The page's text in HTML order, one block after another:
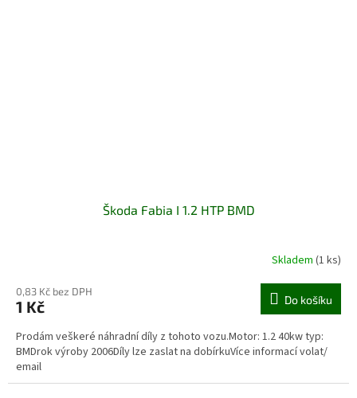
Škoda Fabia I 1.2 HTP BMD
Skladem (1 ks)
0,83 Kč bez DPH
1 Kč Do košíku
Prodám veškeré náhradní díly z tohoto vozu.Motor: 1.2 40kw typ:
BMDrok výroby 2006Díly lze zaslat na dobírkuVíce informací volat/
email